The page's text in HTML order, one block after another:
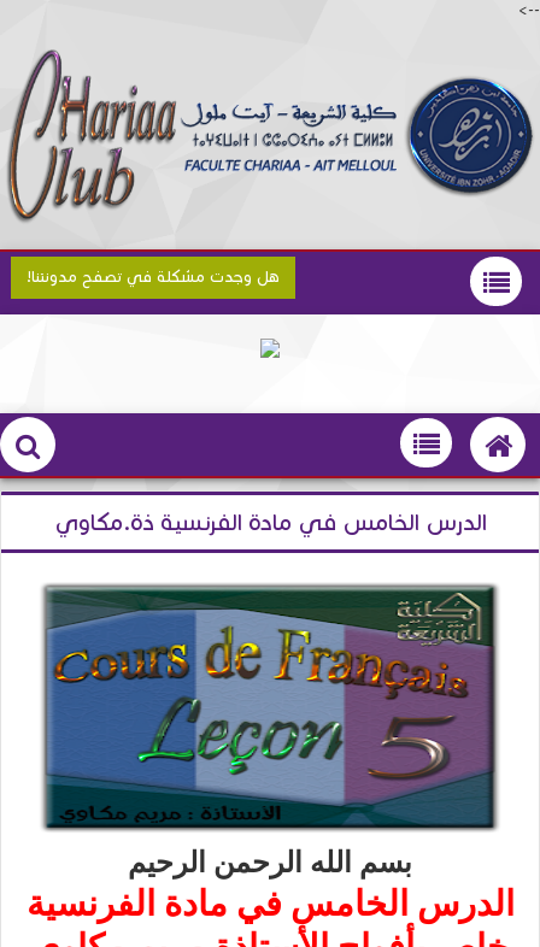
-->
هل وجدت مشكلة في تصفح مدونتنا!
الدرس الخامس في مادة الفرنسية ذة.مكاوي
بسم الله الرحمن الرحيم
الدرس الخامس في مادة الفرنسية